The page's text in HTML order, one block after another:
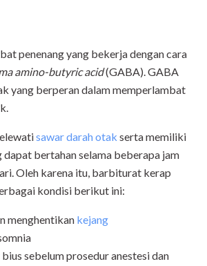
penenang yang bekerja dengan cara
amino-butyric acid(GABA). GABA
yang berperan dalam memperlambat
sawar darah otak serta memiliki
dapat bertahan selama beberapa jam
Oleh karena itu, barbiturat kerap
kondisi berikut ini:
menghentikan kejang
sebelum prosedur anestesi dan